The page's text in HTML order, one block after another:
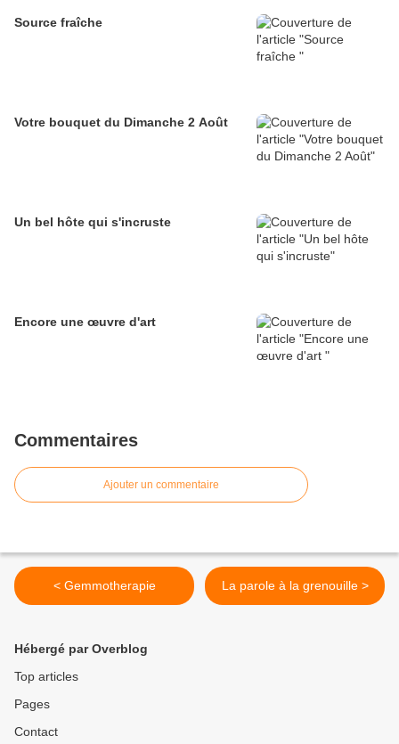
Source fraîche
Votre bouquet du Dimanche 2 Août
Un bel hôte qui s'incruste
Encore une œuvre d'art
Commentaires
Ajouter un commentaire
< Gemmotherapie La parole à la grenouille >
Hébergé par Overblog
Top articles
Pages
Contact